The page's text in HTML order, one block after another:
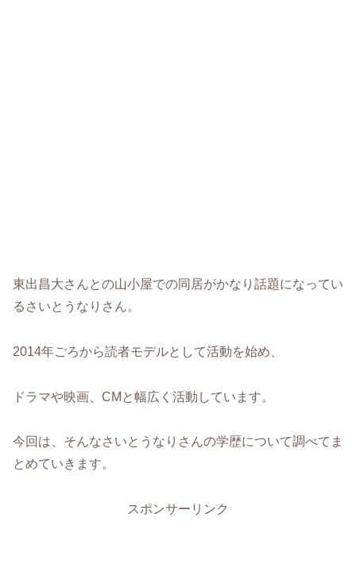
東出昌大さんとの山小屋での同居がかなり話題になってい
るさいとうなりさん。
2014年ごろから読者モデルとして活動を始め、
ドラマや映画、CMと幅広く活動しています。
今回は、そんなさいとうなりさんの学歴について調べてま
とめていきます。
スポンサーリンク